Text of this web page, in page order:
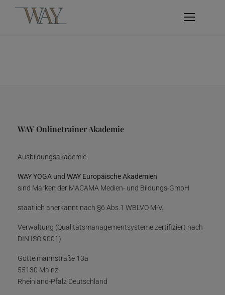
WAY Onlinetrainer Akademie
Ausbildungsakademie:
WAY YOGA und WAY Europäische Akademien
sind Marken der MACAMA Medien- und Bildungs-GmbH
staatlich anerkannt nach §6 Abs.1 WBLVO M-V.
Verwaltung (Qualitätsmanagementsysteme zertifiziert nach
DIN ISO 9001)
Göttelmannstraße 13a
55130 Mainz
Rheinland-Pfalz Deutschland